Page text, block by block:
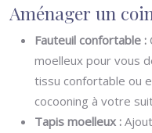
Aménager un
Fauteuil confortable :
moelleux pour vous
tissu confortable ou
cocooning à votre
Tapis moelleux :